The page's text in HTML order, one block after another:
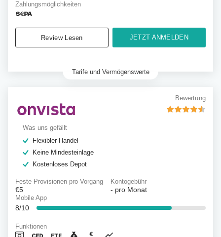
Zahlungsmöglichkeiten
Review Lesen JETZT ANMELDEN
Tarife und Vermögenswerte
Bewertung
Was uns gefällt
Flexibler Handel
Keine Mindesteinlage
Kostenloses Depot
Feste Provisionen pro Vorgang
€5
Kontogebühr
- pro Monat
Mobile App
8/10
Funktionen